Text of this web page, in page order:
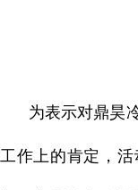
为表示对鼎昊
工作上的肯定，